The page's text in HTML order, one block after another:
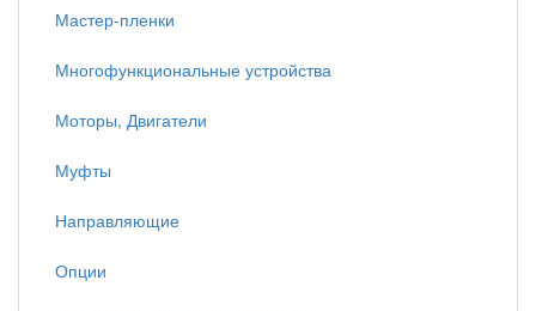
Мастер-пленки
Многофункциональные устройства
Моторы, Двигатели
Муфты
Направляющие
Опции